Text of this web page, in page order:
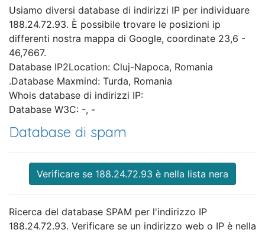
Usiamo diversi database di indirizzi IP per individuare
188.24.72.93. È possibile trovare le posizioni ip
differenti nostra mappa di Google, coordinate 23,6 -
46,7667.
Database IP2Location: Cluj-Napoca, Romania
.Database Maxmind: Turda, Romania
Whois database di indirizzi IP:
Database W3C: -, -
Database di spam
Verificare se 188.24.72.93 è nella lista nera
Ricerca del database SPAM per l'indirizzo IP
188.24.72.93. Verificare se un indirizzo web o IP è nella